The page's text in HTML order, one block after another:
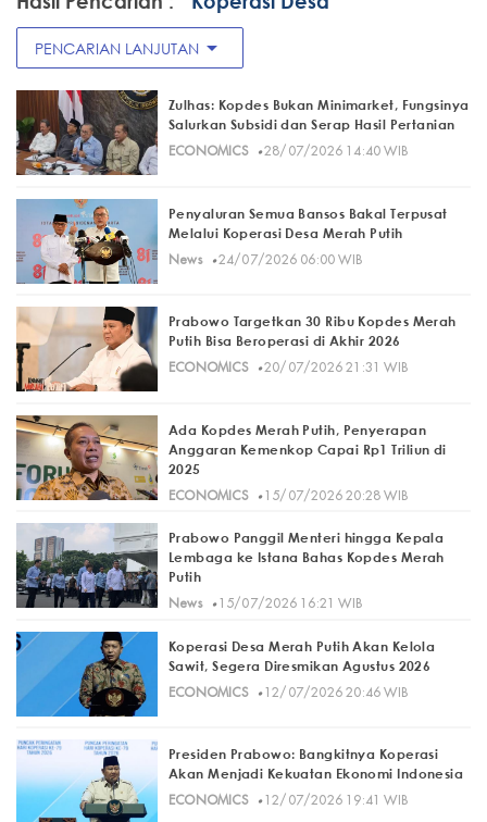
PENCARIAN LANJUTAN arrow_drop_down
Zulhas: Kopdes Bukan Minimarket, Fungsinya
Salurkan Subsidi dan Serap Hasil Pertanian
ECONOMICS· 28/07/2026 14:40 WIB
Penyaluran Semua Bansos Bakal Terpusat
Melalui Koperasi Desa Merah Putih
News· 24/07/2026 06:00 WIB
Prabowo Targetkan 30 Ribu Kopdes Merah
Putih Bisa Beroperasi di Akhir 2026
ECONOMICS· 20/07/2026 21:31 WIB
Ada Kopdes Merah Putih, Penyerapan
Anggaran Kemenkop Capai Rp1 Triliun di
2025
ECONOMICS· 15/07/2026 20:28 WIB
Prabowo Panggil Menteri hingga Kepala
Lembaga ke Istana Bahas Kopdes Merah
Putih
News· 15/07/2026 16:21 WIB
Koperasi Desa Merah Putih Akan Kelola
Sawit, Segera Diresmikan Agustus 2026
ECONOMICS· 12/07/2026 20:46 WIB
Presiden Prabowo: Bangkitnya Koperasi
Akan Menjadi Kekuatan Ekonomi Indonesia
ECONOMICS· 12/07/2026 19:41 WIB